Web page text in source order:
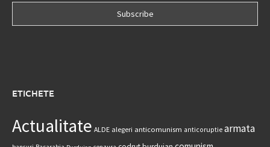
ETICHETE
Actualitate ALDE alegeri anticomunism anticoruptie armata